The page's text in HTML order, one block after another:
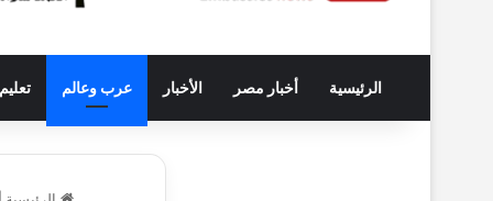
الرئيسية أخبار مصر الأخبار عرب وعالم